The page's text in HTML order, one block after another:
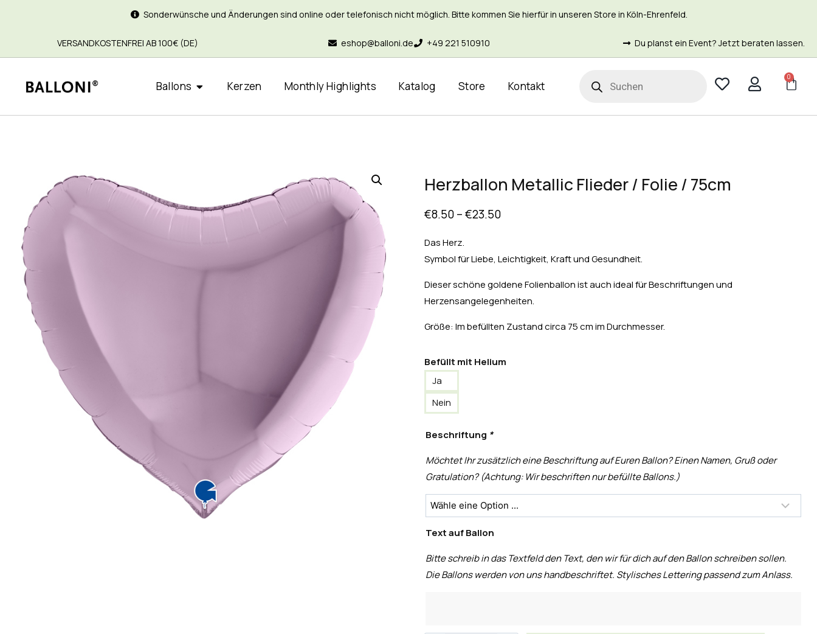
Sonderwünsche und Änderungen sind online oder telefonisch nicht möglich. Bitte kommen Sie hierfür in unseren Store in Köln-Ehrenfeld.
VERSANDKOSTENFREI AB 100€ (DE) eshop@balloni.de +49 221 510910 Du planst ein Event? Jetzt beraten lassen.
Ballons Kerzen Monthly Highlights Katalog Store Kontakt
0
Herzballon Metallic Flieder / Folie / 75cm
€8.50–€23.50
Das Herz.
Symbol für Liebe, Leichtigkeit, Kraft und Gesundheit.
Dieser schöne goldene Folienballon ist auch ideal für Beschriftungen und
Herzensangelegenheiten.
Größe: Im befüllten Zustand circa 75 cm im Durchmesser.
Befüllt mit Helium
Ja
Nein
Beschriftung *
Möchtet Ihr zusätzlich eine Beschriftung auf Euren Ballon? Einen Namen, Gruß oder
Gratulation? (Achtung: Wir beschriften nur befüllte Ballons.)
Text auf Ballon
Bitte schreib in das Textfeld den Text, den wir für dich auf den Ballon schreiben sollen.
Die Ballons werden von uns handbeschriftet. Stylisches Lettering passend zum Anlass.